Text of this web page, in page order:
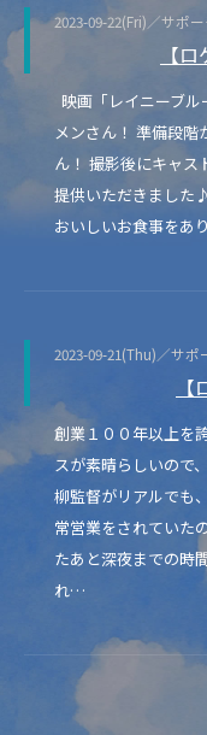
2023-09-22(Fri)／サポ
【
映画「レイニーブ
メンさん！ 準備段階
ん！ 撮影後にキャス
提供いただきました
おいしいお食事をあ
2023-09-21(Thu)／サポ
創業１００年以上を
スが素晴らしいので
柳監督がリアルでも
常営業をされていた
たあと深夜までの時
れ…